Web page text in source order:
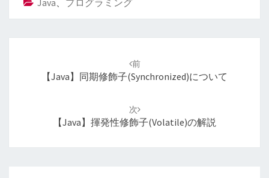
Java、 プログラミング
ョ
前
【Java】同期修飾子(synchronized)について
次
【Java】揮発性修飾子(volatile)の解説